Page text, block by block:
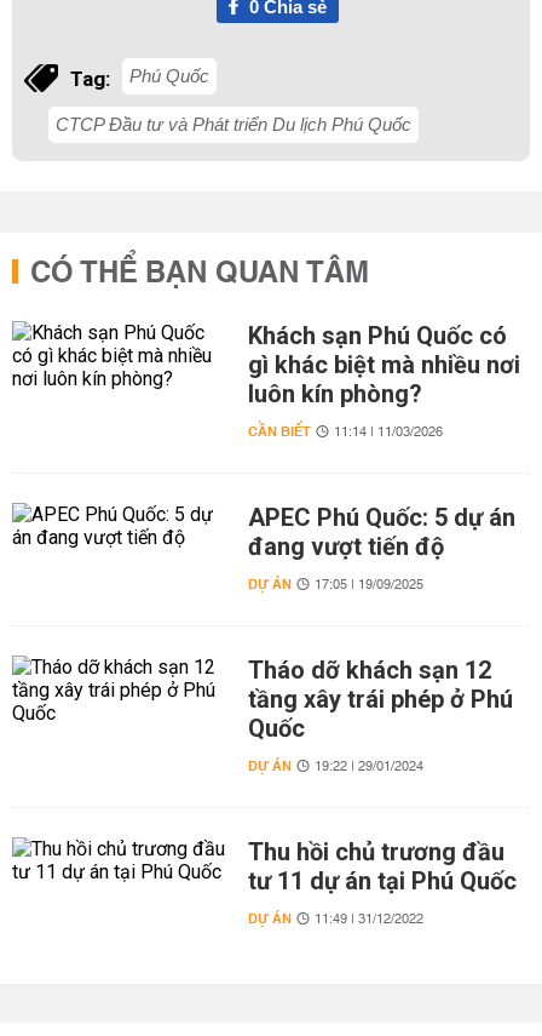
0Chia sẻ
Tag: Phú Quốc
CTCP Đầu tư và Phát triển Du lịch Phú Quốc
CÓ THỂ BẠN QUAN TÂM
Khách sạn Phú Quốc có
gì khác biệt mà nhiều nơi
luôn kín phòng?
CẦN BIẾT 11:14 | 11/03/2026
APEC Phú Quốc: 5 dự án
đang vượt tiến độ
DỰ ÁN 17:05 | 19/09/2025
Tháo dỡ khách sạn 12
tầng xây trái phép ở Phú
Quốc
DỰ ÁN 19:22 | 29/01/2024
Thu hồi chủ trương đầu
tư 11 dự án tại Phú Quốc
DỰ ÁN 11:49 | 31/12/2022